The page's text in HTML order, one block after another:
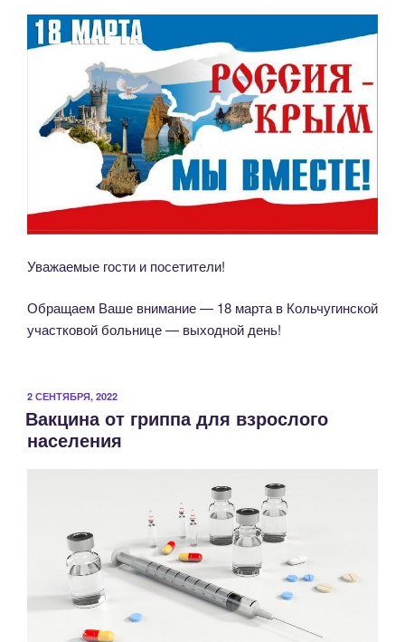
Уважаемые гости и посетители!
Обращаем Ваше внимание — 18 марта в Кольчугинской
участковой больнице — выходной день!
ОПУБЛИКОВАНО
2 СЕНТЯБРЯ, 2022
Вакцина от гриппа для взрослого
населения